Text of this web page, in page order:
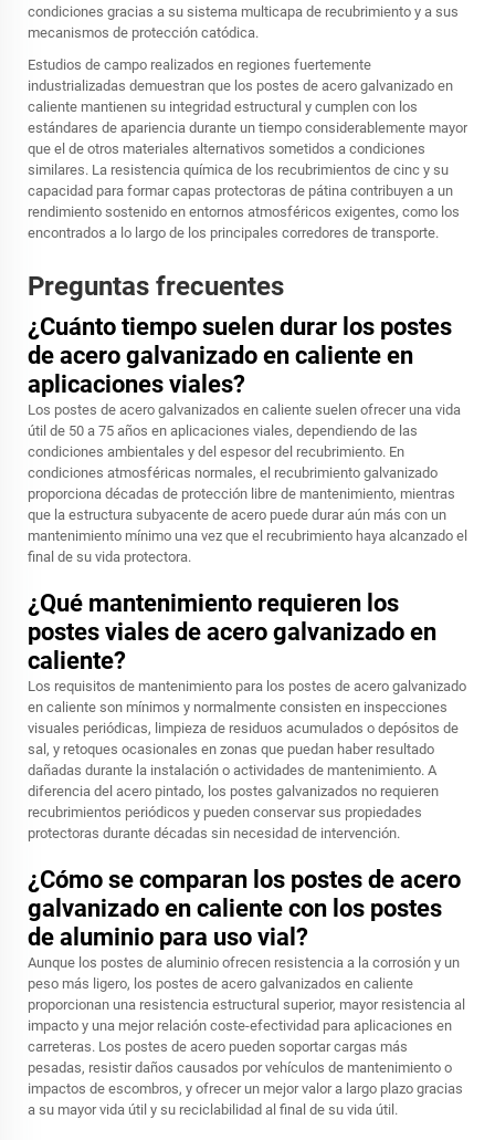
condiciones gracias a su sistema multicapa de recubrimiento y a sus
mecanismos de protección catódica.
Estudios de campo realizados en regiones fuertemente
industrializadas demuestran que los postes de acero galvanizado en
caliente mantienen su integridad estructural y cumplen con los
estándares de apariencia durante un tiempo considerablemente mayor
que el de otros materiales alternativos sometidos a condiciones
similares. La resistencia química de los recubrimientos de cinc y su
capacidad para formar capas protectoras de pátina contribuyen a un
rendimiento sostenido en entornos atmosféricos exigentes, como los
encontrados a lo largo de los principales corredores de transporte.
Preguntas frecuentes
¿Cuánto tiempo suelen durar los postes
de acero galvanizado en caliente en
aplicaciones viales?
Los postes de acero galvanizados en caliente suelen ofrecer una vida
útil de 50 a 75 años en aplicaciones viales, dependiendo de las
condiciones ambientales y del espesor del recubrimiento. En
condiciones atmosféricas normales, el recubrimiento galvanizado
proporciona décadas de protección libre de mantenimiento, mientras
que la estructura subyacente de acero puede durar aún más con un
mantenimiento mínimo una vez que el recubrimiento haya alcanzado el
final de su vida protectora.
¿Qué mantenimiento requieren los
postes viales de acero galvanizado en
caliente?
Los requisitos de mantenimiento para los postes de acero galvanizado
en caliente son mínimos y normalmente consisten en inspecciones
visuales periódicas, limpieza de residuos acumulados o depósitos de
sal, y retoques ocasionales en zonas que puedan haber resultado
dañadas durante la instalación o actividades de mantenimiento. A
diferencia del acero pintado, los postes galvanizados no requieren
recubrimientos periódicos y pueden conservar sus propiedades
protectoras durante décadas sin necesidad de intervención.
¿Cómo se comparan los postes de acero
galvanizado en caliente con los postes
de aluminio para uso vial?
Aunque los postes de aluminio ofrecen resistencia a la corrosión y un
peso más ligero, los postes de acero galvanizados en caliente
proporcionan una resistencia estructural superior, mayor resistencia al
impacto y una mejor relación coste-efectividad para aplicaciones en
carreteras. Los postes de acero pueden soportar cargas más
pesadas, resistir daños causados por vehículos de mantenimiento o
impactos de escombros, y ofrecer un mejor valor a largo plazo gracias
a su mayor vida útil y su reciclabilidad al final de su vida útil.